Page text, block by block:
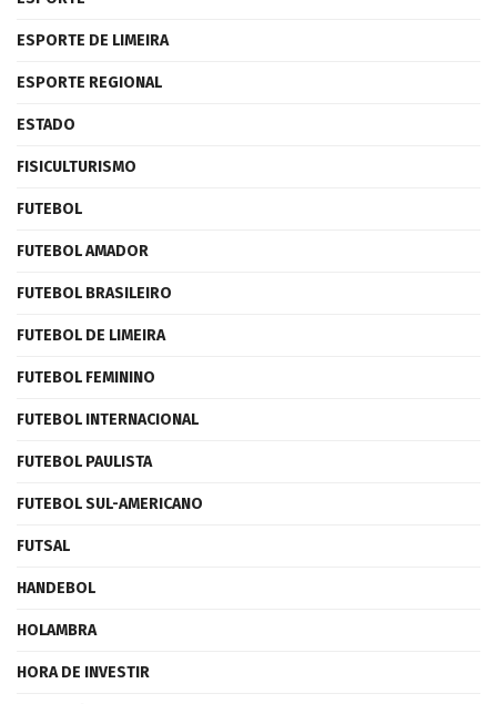
ESPORTE DE LIMEIRA
ESPORTE REGIONAL
ESTADO
FISICULTURISMO
FUTEBOL
FUTEBOL AMADOR
FUTEBOL BRASILEIRO
FUTEBOL DE LIMEIRA
FUTEBOL FEMININO
FUTEBOL INTERNACIONAL
FUTEBOL PAULISTA
FUTEBOL SUL-AMERICANO
FUTSAL
HANDEBOL
HOLAMBRA
HORA DE INVESTIR